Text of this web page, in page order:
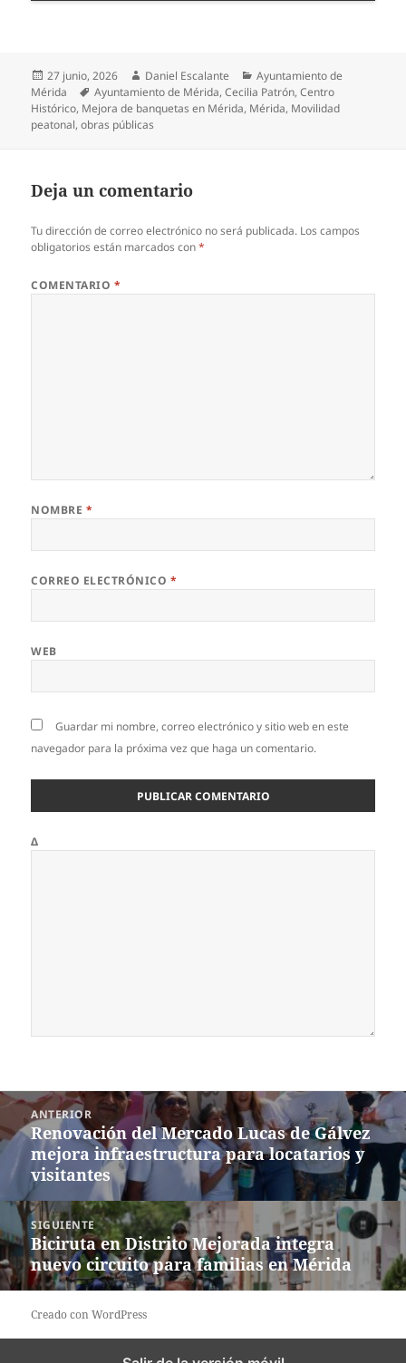
Publicado
el
27 junio, 2026 Autor
Daniel Escalante Categorías
Ayuntamiento de
Mérida
Etiquetas
Ayuntamiento de Mérida,Cecilia Patrón,Centro
Histórico, Mejora de banquetas en Mérida, Mérida, Movilidad
peatonal,obras públicas
Deja un comentario
Tu dirección de correo electrónico no será publicada. Los campos
obligatorios están marcados con*
COMENTARIO *
NOMBRE *
CORREO ELECTRÓNICO *
WEB
Guardar mi nombre, correo electrónico y sitio web en este
navegador para la próxima vez que haga un comentario.
Δ
Navegación
de
entradas
ANTERIOR
Entrada
anterior:
Renovación del Mercado Lucas de Gálvez
mejora infraestructura para locatarios y
visitantes
SIGUIENTE
Siguiente
entrada:
Biciruta en Distrito Mejorada integra
nuevo circuito para familias en Mérida
Creado con WordPress